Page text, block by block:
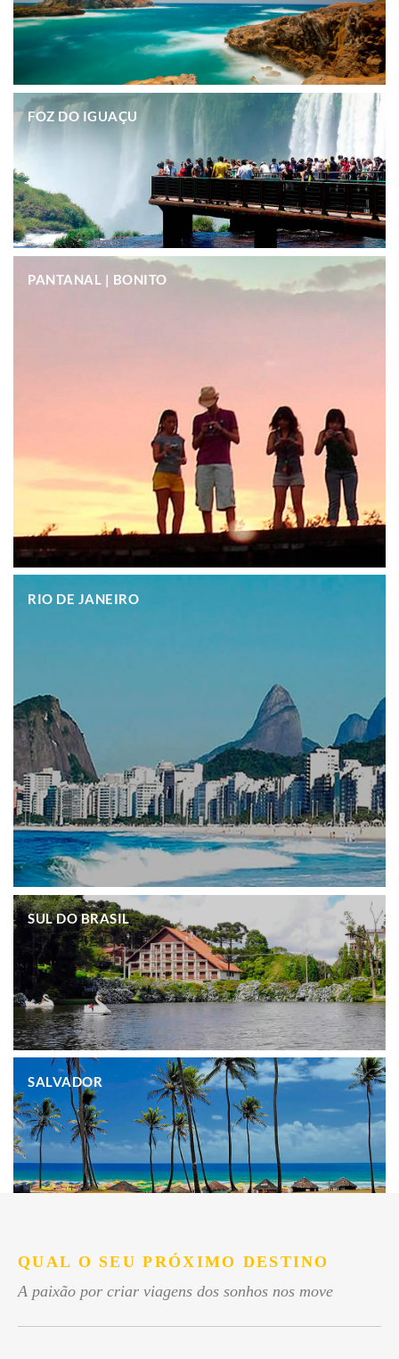
FOZ DO IGUAÇU
PANTANAL | BONITO
RIO DE JANEIRO
.
SUL DO BRASIL
SALVADOR
QUAL O SEU PRÓXIMO DESTINO
A paixão por criar viagens dos sonhos nos move